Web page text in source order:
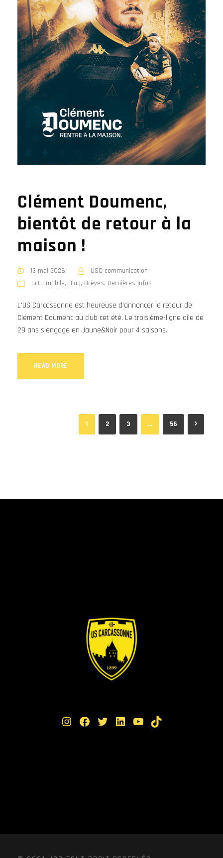
Clément Doumenc,
bientôt de retour à la
maison !
13 mai 2026
USC communication
actu-mobile, Blog, Brèves, Dernières infos
L'US Carcassonne est heureuse d'annoncer le retour de
Clément Doumenc au club cet été. Le troisième-ligne aile de
29 ans s'engage en Jaune&Noir pour 4 saisons.
READ MORE
1 2 3 … 56
Instagram Facebook Twitter LinkedIn YouTube TikTok